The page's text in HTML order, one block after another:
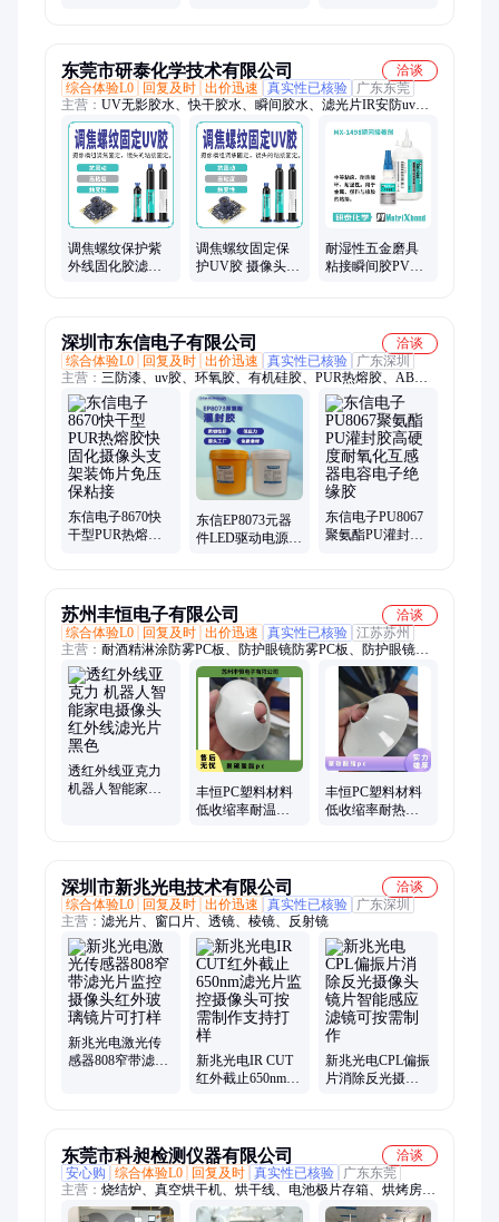
东莞市研泰化学技术有限公司
洽谈
综合体验L0
回复及时 出价迅速 真实性已核验
广东东莞
主营： UV无影胶水、快干胶水、瞬间胶水、滤光片IR安防uv
胶、有机硅密封胶、环氧树脂AB胶水、丙烯酸AB胶、三防漆、
防水披覆胶、耐高温胶水、厌氧胶、粘硅胶胶水、工业金属修补
剂、耐腐蚀胶粘剂、电机结构胶
调焦螺纹保护紫
外线固化胶滤光
调焦螺纹固定保
护UV胶 摄像头模
耐湿性五金磨具
粘接瞬间胶PVC
深圳市东信电子有限公司
洽谈
综合体验L0
回复及时 出价迅速 真实性已核验
广东深圳
主营： 三防漆、uv胶、环氧胶、有机硅胶、PUR热熔胶、AB
胶、瞬干胶、灌封胶、导热凝胶、厌氧胶
东信电子8670快
干型PUR热熔胶
东信EP8073元器
件LED驱动电源小
东信电子PU8067
聚氨酯PU灌封胶
苏州丰恒电子有限公司
洽谈
综合体验L0
回复及时 出价迅速 真实性已核验 江苏苏州
主营： 耐酒精淋涂防雾PC板、防护眼镜防雾PC板、防护眼镜、
洗衣机面板专用炫彩PC扩散膜、过双85测试黑色绝缘PC、黑色
环保绝缘PP、光学透明PC
透红外线亚克力
机器人智能家电
丰恒PC塑料材料
低收缩率耐温性
丰恒PC塑料材料
低收缩率耐热性
深圳市新兆光电技术有限公司
洽谈
综合体验L0
回复及时 出价迅速 真实性已核验
广东深圳
主营： 滤光片、窗口片、透镜、棱镜、反射镜
新兆光电激光传
感器808窄带滤光
新兆光电IR CUT
红外截止650nm滤
新兆光电CPL偏振
片消除反光摄像
东莞市科昶检测仪器有限公司
洽谈
安心购
综合体验L0 回复及时 真实性已核验
广东东莞
主营： 烧结炉、真空烘干机、烘干线、电池极片存箱、烘烤房、
箱式炉、烘箱、烤箱、高温烤箱、无尘烤箱、无尘烘箱、洁净烤